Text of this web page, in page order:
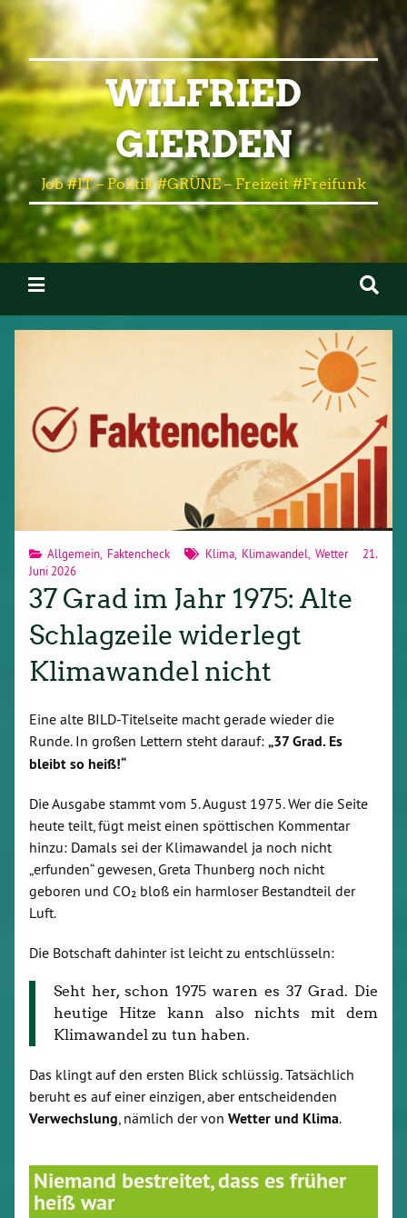
WILFRIED
GIERDEN
Job #IT – Politik #GRÜNE – Freizeit #Freifunk
Allgemein Faktencheck Klima, Klimawandel Wetter
21.
Juni 2026
37 Grad im Jahr 1975: Alte
Schlagzeile widerlegt
Klimawandel nicht
Eine alte BILD-Titelseite macht gerade wieder die
Runde. In großen Lettern steht darauf: „37 Grad. Es
bleibt so heiß!“
Die Ausgabe stammt vom 5. August 1975. Wer die Seite
heute teilt, fügt meist einen spöttischen Kommentar
hinzu: Damals sei der Klimawandel ja noch nicht
„erfunden“ gewesen, Greta Thunberg noch nicht
geboren und CO₂ bloß ein harmloser Bestandteil der
Luft.
Die Botschaft dahinter ist leicht zu entschlüsseln:
Seht her, schon 1975 waren es 37 Grad. Die
heutige Hitze kann also nichts mit dem
Klimawandel zu tun haben.
Das klingt auf den ersten Blick schlüssig. Tatsächlich
beruht es auf einer einzigen, aber entscheidenden
Verwechslung , nämlich der von Wetter und Klima.
Niemand bestreitet, dass es früher
heiß war